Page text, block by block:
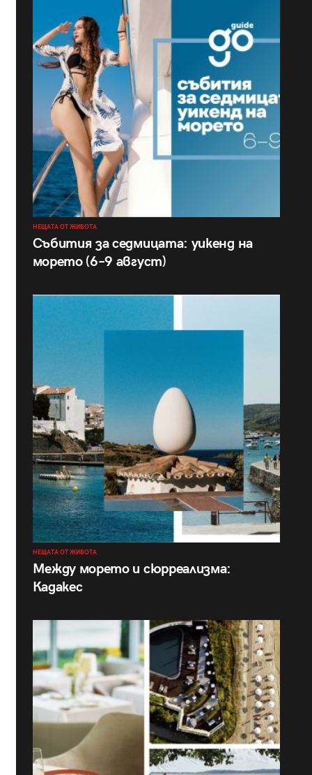
НЕЩАТА ОТ ЖИВОТА
Събития за седмицата: уикенд на
морето (6–9 август)
НЕЩАТА ОТ ЖИВОТА
Между морето и сюрреализма:
Кадакес